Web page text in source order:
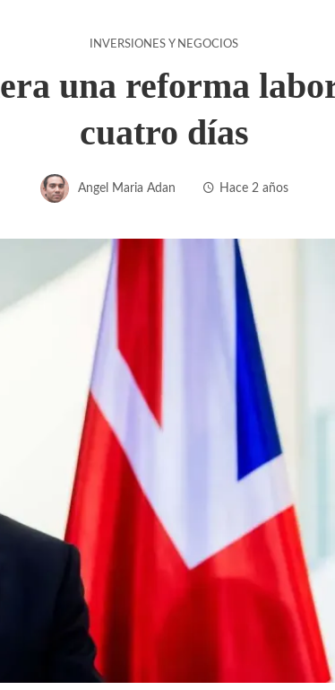
INVERSIONES Y NEGOCIOS
una reforma
cuatro días
Angel Maria Adan Hace 2 años